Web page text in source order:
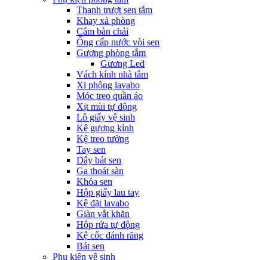
Thanh trượt sen tắm
Khay xà phòng
Cắm bàn chải
Ống cấp nước vòi sen
Gương phòng tắm
Gương Led
Vách kính nhà tắm
Xi phông lavabo
Móc treo quần áo
Xịt mùi tự động
Lô giấy vệ sinh
Kệ gương kính
Kệ treo tường
Tay sen
Dây bát sen
Ga thoát sàn
Khóa sen
Hộp giấy lau tay
Kệ đặt lavabo
Giàn vắt khăn
Hộp rửa tự động
Kệ cốc đánh răng
Bát sen
Phụ kiện vệ sinh